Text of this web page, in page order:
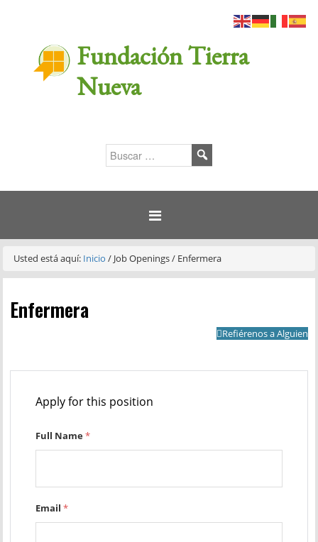
Fundación Tierra
Nueva
Usted está aquí: Inicio/ Job Openings/ Enfermera
Enfermera
Refiérenos a Alguien
Apply for this position
Full Name*
Email*